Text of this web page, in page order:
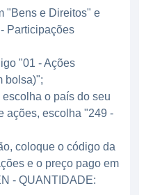
aplicativos. Os
projetados para
enfrentados por
tráfego de dados e
cibernéticas,
sejam mais
DA A10
"Bens e Direitos" e
Participações
"01 - Ações
bolsa)";
o país do seu
ações, escolha "249 -
coloque o código da
e o preço pago em
- QUANTIDADE: